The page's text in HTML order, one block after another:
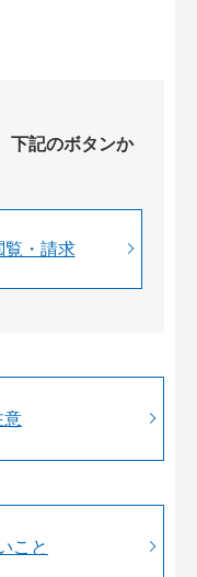
下記のボタンか
覧・請求
意
こと